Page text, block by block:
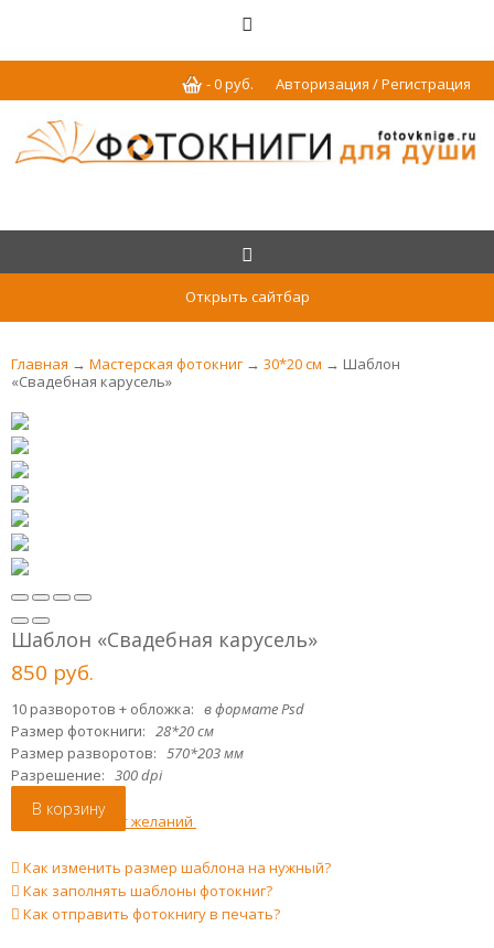
Авторизация / Регистрация
-0руб.
Открыть сайтбар
Главная → Мастерская фотокниг → 30*20 см → Шаблон
«Свадебная карусель»
Шаблон «Свадебная карусель»
850 руб.
10 разворотов + обложка: в формате Psd
Размер фотокниги: 28*20 см
Размер разворотов: 570*203 мм
Разрешение: 300 dpi
В корзину
Добавить в лист желаний
Как изменить размер шаблона на нужный?
Как заполнять шаблоны фотокниг?
Как отправить фотокнигу в печать?